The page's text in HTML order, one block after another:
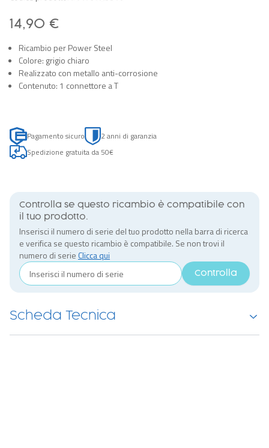
14,90 €
Ricambio per Power Steel
Colore: grigio chiaro
Realizzato con metallo anti-corrosione
Contenuto: 1 connettore a T
Pagamento sicuro
2 anni di garanzia
Spedizione gratuita da 50€
Controlla se questo ricambio è compatibile con
il tuo prodotto.
Inserisci il numero di serie del tuo prodotto nella barra di ricerca
e verifica se questo ricambio è compatibile. Se non trovi il
numero di serie Clicca qui
Controlla
Scheda Tecnica